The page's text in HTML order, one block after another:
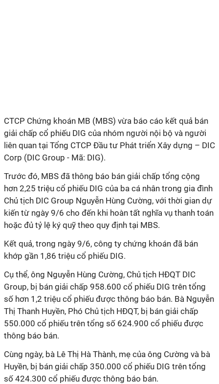
CTCP Chứng khoán MB (MBS) vừa báo cáo kết quả bán
giải chấp cổ phiếu DIG của nhóm người nội bộ và người
liên quan tại Tổng CTCP Đầu tư Phát triển Xây dựng – DIC
Corp (DIC Group - Mã: DIG).
Trước đó, MBS đã thông báo bán giải chấp tổng cộng
hơn 2,25 triệu cổ phiếu DIG của ba cá nhân trong gia đình
Chủ tịch DIC Group Nguyễn Hùng Cường, với thời gian dự
kiến từ ngày 9/6 cho đến khi hoàn tất nghĩa vụ thanh toán
hoặc đủ tỷ lệ ký quỹ theo quy định tại MBS.
Kết quả, trong ngày 9/6, công ty chứng khoán đã bán
khớp gần 1,86 triệu cổ phiếu DIG.
Cụ thể, ông Nguyễn Hùng Cường, Chủ tịch HĐQT DIC
Group, bị bán giải chấp 958.600 cổ phiếu DIG trên tổng
số hơn 1,2 triệu cổ phiếu được thông báo bán. Bà Nguyễn
Thị Thanh Huyền, Phó Chủ tịch HĐQT, bị bán giải chấp
550.000 cổ phiếu trên tổng số 624.900 cổ phiếu được
thông báo bán.
Cùng ngày, bà Lê Thị Hà Thành, mẹ của ông Cường và bà
Huyền, bị bán giải chấp 350.000 cổ phiếu DIG trên tổng
số 424.300 cổ phiếu được thông báo bán.